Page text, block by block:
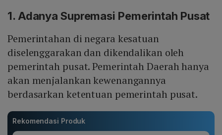
1. Adanya Supremasi Pemerintah Pusat
Pemerintahan di negara kesatuan
diselenggarakan dan dikendalikan oleh
pemerintah pusat. Pemerintah Daerah hanya
akan menjalankan kewenangannya
berdasarkan ketentuan pemerintah pusat.
Rekomendasi Produk